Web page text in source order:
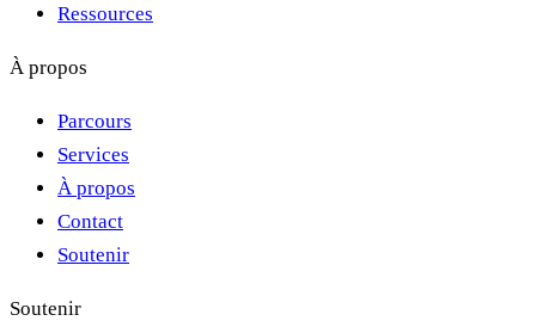
Ressources
À propos
Parcours
Services
À propos
Contact
Soutenir
Soutenir